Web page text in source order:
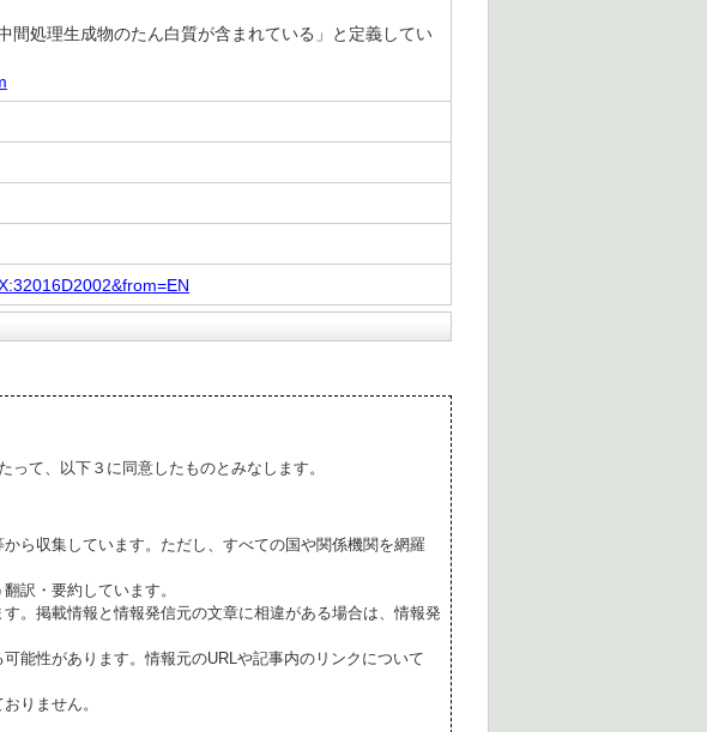
間処理生成物のたん白質が含まれている」と定義してい
て、以下３に同意したものとみなします。
ら収集しています。ただし、すべての国や関係機関を網羅
訳・要約しています。
。掲載情報と情報発信元の文章に相違がある場合は、情報発
能性があります。情報元のURLや記事内のリンクについて
りません。